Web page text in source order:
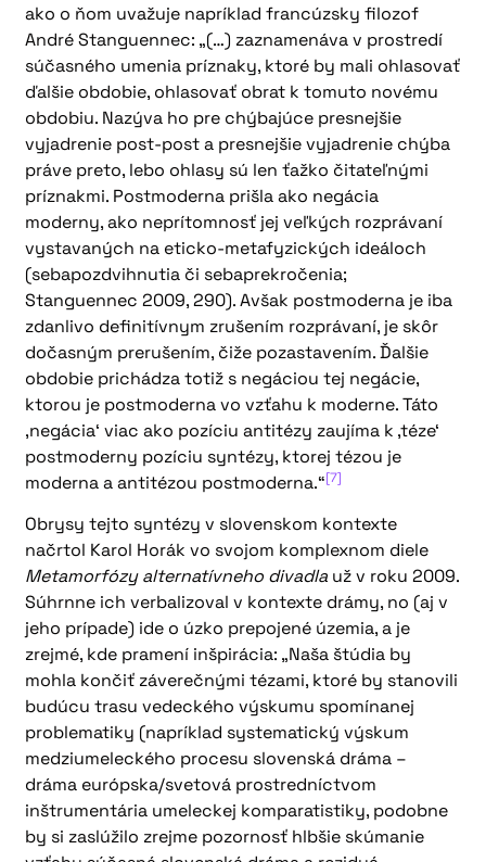
ako o ňom uvažuje napríklad francúzsky filozof
André Stanguennec: „(…) zaznamenáva v prostredí
súčasného umenia príznaky, ktoré by mali ohlasovať
ďalšie obdobie, ohlasovať obrat k tomuto novému
obdobiu. Nazýva ho pre chýbajúce presnejšie
vyjadrenie post-post a presnejšie vyjadrenie chýba
práve preto, lebo ohlasy sú len ťažko čitateľnými
príznakmi. Postmoderna prišla ako negácia
moderny, ako neprítomnosť jej veľkých rozprávaní
vystavaných na eticko-metafyzických ideáloch
(sebapozdvihnutia či sebaprekročenia;
Stanguennec 2009, 290). Avšak postmoderna je iba
zdanlivo definitívnym zrušením rozprávaní, je skôr
dočasným prerušením, čiže pozastavením. Ďalšie
obdobie prichádza totiž s negáciou tej negácie,
ktorou je postmoderna vo vzťahu k moderne. Táto
,negácia‘ viac ako pozíciu antitézy zaujíma k ,téze‘
postmoderny pozíciu syntézy, ktorej tézou je
moderna a antitézou postmoderna.“[7]
Obrysy tejto syntézy v slovenskom kontexte
načrtol Karol Horák vo svojom komplexnom diele
Metamorfózy alternatívneho divadla už v roku 2009.
Súhrnne ich verbalizoval v kontexte drámy, no (aj v
jeho prípade) ide o úzko prepojené územia, a je
zrejmé, kde pramení inšpirácia: „Naša štúdia by
mohla končiť záverečnými tézami, ktoré by stanovili
budúcu trasu vedeckého výskumu spomínanej
problematiky (napríklad systematický výskum
medziumeleckého procesu slovenská dráma –
dráma európska/svetová prostredníctvom
inštrumentária umeleckej komparatistiky, podobne
by si zaslúžilo zrejme pozornosť hlbšie skúmanie